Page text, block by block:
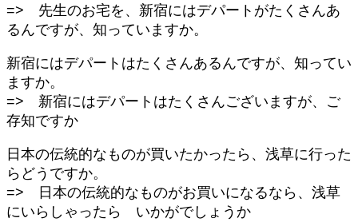
=> 先生のお宅を、新宿にはデパートがたくさんあ
るんですが、知っていますか。
新宿にはデパートはたくさんあるんですが、知ってい
ますか。
=> 新宿にはデパートはたくさんございますが、ご
存知ですか
日本の伝統的なものが買いたかったら、浅草に行った
らどうですか。
=> 日本の伝統的なものがお買いになるなら、浅草
にいらしゃったら いかがでしょうか